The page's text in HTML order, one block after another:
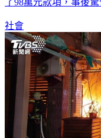
了98萬元款項，事後
社會